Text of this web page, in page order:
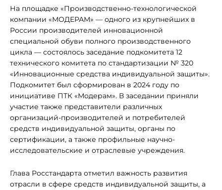
На площадке «Производственно-технологической
компании «МОДЕРАМ» — одного из крупнейших в
России производителей инновационной
специальной обуви полного производственного
цикла — состоялось заседание подкомитета 12
технического комитета по стандартизации № 320
«Инновационные средства индивидуальной защиты».
Подкомитет был сформирован в 2024 году по
инициативе ПТК «Модерам». В заседании приняли
участие также представители различных
организаций-производителей и потребителей
средств индивидуальной защиты, органы по
сертификации, а также профильные научно-
исследовательские и отраслевые учреждения.
Глава Росстандарта отметил важность развития
отрасли в сфере средств индивидуальной защиты, а